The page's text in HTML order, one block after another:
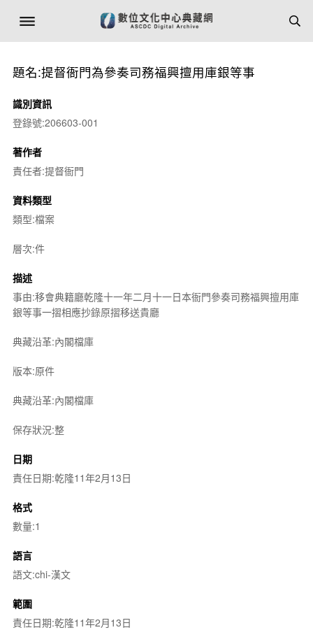
題名:提督衙門為參奏司務福興擅用庫銀等事
識別資訊
登錄號:206603-001
著作者
責任者:提督衙門
資料類型
類型:檔案
層次:件
描述
事由:移會典籍廳乾隆十一年二月十一日本衙門參奏司務福興擅用庫
銀等事一摺相應抄錄原摺移送貴廳
典藏沿革:內閣檔庫
版本:原件
典藏沿革:內閣檔庫
保存狀況:整
日期
責任日期:乾隆11年2月13日
格式
數量:1
語言
語文:chi-漢文
範圍
責任日期:乾隆11年2月13日